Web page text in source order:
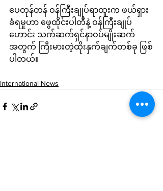
ပေတုန်တန် ဝန်ကြီးချုပ်ရာထူးက ဖယ်ရှား
ခံရမှုဟာ ဖွေထိုင်းပါတီနဲ့ ဝန်ကြီးချုပ်
ဟောင်း သက်ဆက်ရှင်နာဝပ်မျိုးဆက်
အတွက် ကြီးမားတဲ့ထိုးနှက်ချက်တစ်ခု ဖြစ်
ပါတယ်။
International News